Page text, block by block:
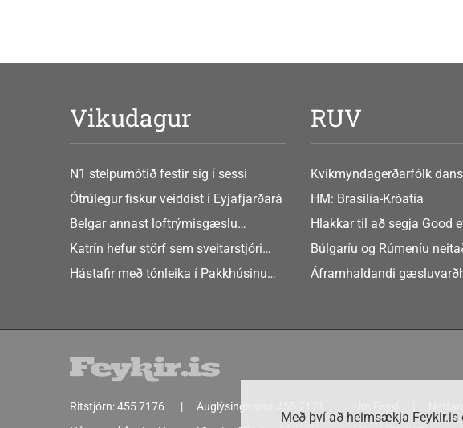
Vikudagur
N1 stelpumótið festir sig í sessi
Ótrúlegur fiskur veiddist í Eyjafjarðará
Belgar annast loftrýmisgæslu
Atlandshafsbandalagsins
Katrín hefur störf sem sveitarstjóri
Þingeyjarsveitar
Hástafir með tónleika í Pakkhúsinu
RUV
Kvikmyndagerðarfólk
GusGus
HM: Brasilía-Króatía
Hlakkar til að segja Good
Europe
Búlgaríu og Rúmeníu
að Schengen
Áframhaldandi
Ritstjórn:455 7176 Auglýsingasími:
Með því að heimsækja